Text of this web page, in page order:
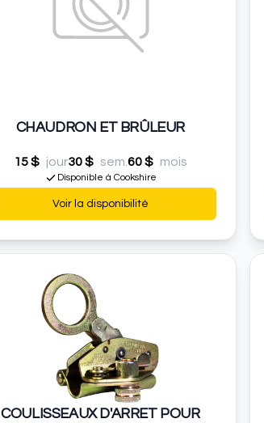
CHAUDRON ET BRÛLEUR
15 $ jour30 $ sem. 60 $ mois
Disponible à Cookshire
Voir la disponibilité
COULISSEAUX D'ARRET POUR